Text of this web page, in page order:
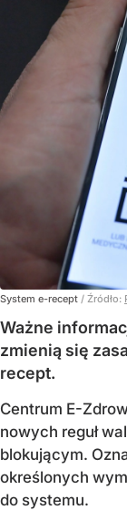
System e-recept / Źródło:
Ważne
zmienią się
recept.
Centrum E-
nowych reguł
blokującym.
określonych
do systemu.